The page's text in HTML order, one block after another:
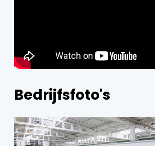
Bedrijfsfoto's